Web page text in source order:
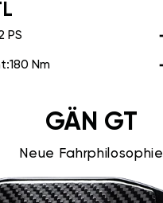
PS
180 Nm
GÄN GT
Neue Fahrphilosophie